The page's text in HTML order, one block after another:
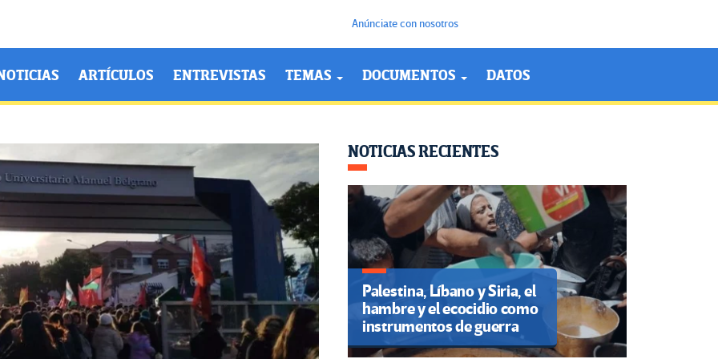
Anúnciate con nosotros
ARTÍCULOS ENTREVISTAS TEMAS DOCUMENTOS DATOS
NOTICIAS RECIENTES
Palestina, Líbano y Siria, el
hambre y el ecocidio como
instrumentos de guerra